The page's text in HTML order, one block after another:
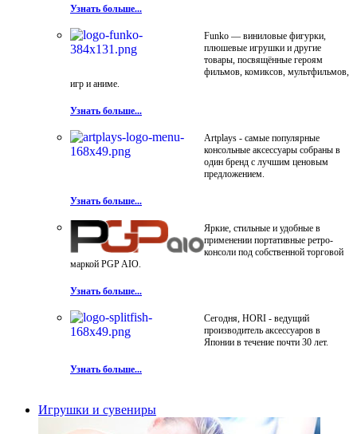
Узнать больше...
Funko — виниловые фигурки,
плюшевые игрушки и другие
товары, посвящённые героям
фильмов, комиксов, мультфильмов,
игр и аниме.
Узнать больше...
Artplays - самые популярные
консольные аксессуары собраны в
один бренд с лучшим ценовым
предложением.
Узнать больше...
Яркие, стильные и удобные в
применении портативные ретро-
консоли под собственной торговой
маркой PGP AIO.
Узнать больше...
Сегодня, HORI - ведущий
производитель аксессуаров в
Японии в течение почти 30 лет.
Узнать больше...
Игрушки и сувениры